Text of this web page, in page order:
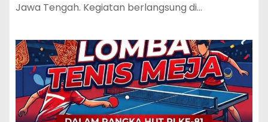
Jawa Tengah. Kegiatan berlangsung di…